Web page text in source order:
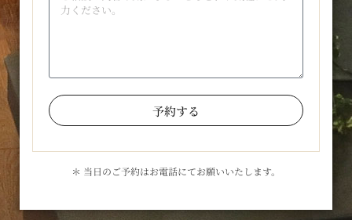
予約する
＊ 当日のご予約はお電話にてお願いいたします。